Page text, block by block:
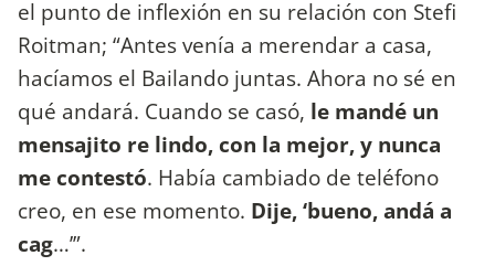
el punto de inflexión en su relación con Stefi
Roitman; “Antes venía a merendar a casa,
hacíamos el Bailando juntas. Ahora no sé en
qué andará. Cuando se casó, le mandé un
mensajito re lindo, con la mejor, y nunca
me contestó. Había cambiado de teléfono
creo, en ese momento. Dije, ‘bueno, andá a
cag…’”.